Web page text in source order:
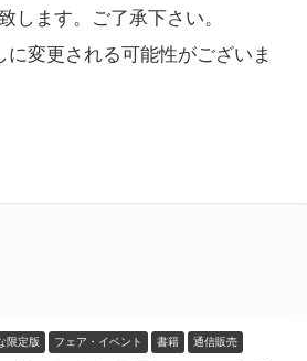
します。ご了承下さい。
変更される可能性がございま
限定版 フェア・イベント 書籍 通信販売